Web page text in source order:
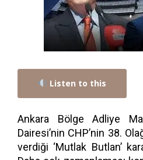
Listen to this
Ankara Bölge Adliye
Dairesi’nin CHP’nin 38.
verdiği ‘Mutlak Butlan’